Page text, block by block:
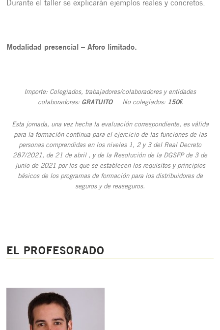
Durante el taller se explicarán ejemplos reales y concretos.
Modalidad presencial – Aforo limitado.
Importe: Colegiados, trabajadores/colaboradores y entidades
colaboradoras: GRATUITONo colegiados: 150€
Esta jornada, una vez hecha la evaluación correspondiente, es válida
para la formación continua para el ejercicio de las funciones de las
personas comprendidas en los niveles 1, 2 y 3 del Real Decreto
287/2021, de 21 de abril , y de la Resolución de la DGSFP de 3 de
junio de 2021 por los que se establecen los requisitos y principios
básicos de los programas de formación para los distribuidores de
seguros y de reaseguros.
EL PROFESORADO